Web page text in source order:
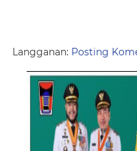
Langganan: Posting